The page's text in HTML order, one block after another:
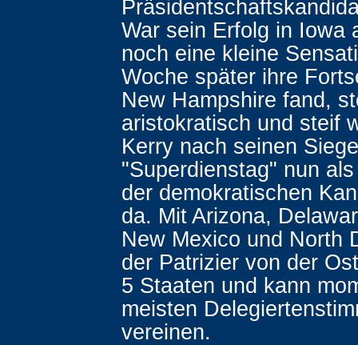
War sein Erfolg in Iowa
noch eine kleine
Woche später ihre
New Hampshire fand,
aristokratisch und steif
Kerry nach seinen
"Superdienstag" nun
der demokratischen
da. Mit Arizona,
New Mexico und North
der Patrizier von der
5 Staaten und kann
meisten
vereinen.